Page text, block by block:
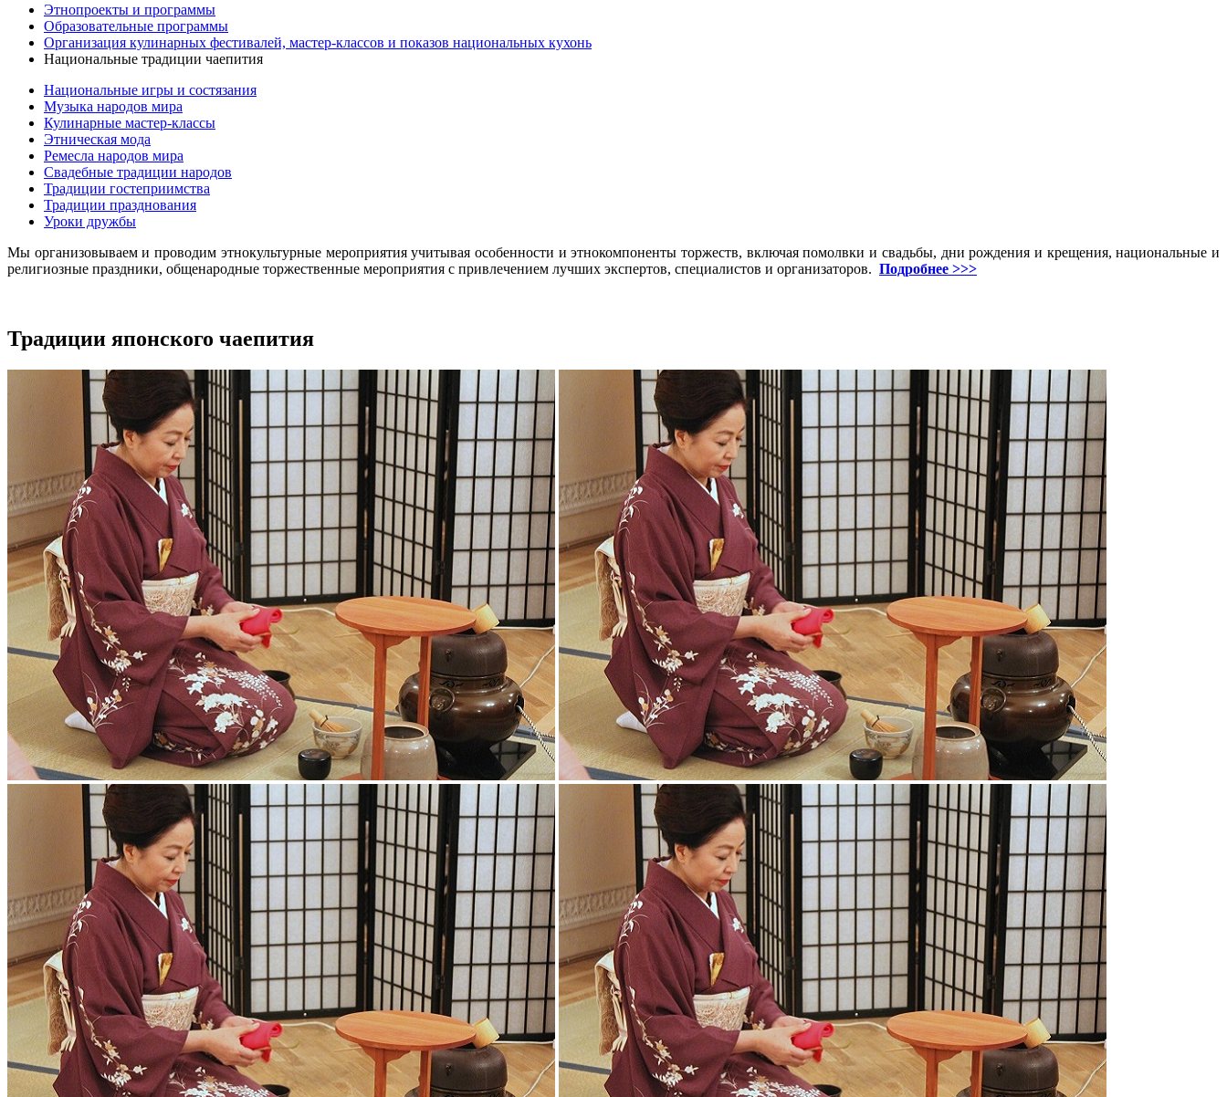
Этнопроекты и программы
Образовательные программы
Организация кулинарных фестивалей, мастер-классов и показов национальных кухонь
Национальные традиции чаепития
Национальные игры и состязания
Музыка народов мира
Кулинарные мастер-классы
Этническая мода
Ремесла народов мира
Свадебные традиции народов
Традиции гостеприимства
Традиции празднования
Уроки дружбы
Мы организовываем и проводим этнокультурные мероприятия учитывая особенности и этнокомпоненты торжеств, включая помолвки и свадьбы, дни рождения и крещения, национальные и
религиозные праздники, общенародные торжественные мероприятия с привлечением лучших экспертов, специалистов и организаторов. Подробнее >>>
Традиции японского чаепития